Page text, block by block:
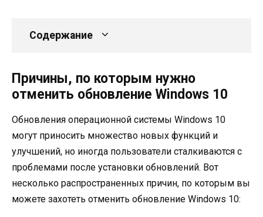
Содержание
Причины, по которым нужно
отменить обновление Windows 10
Обновления операционной системы Windows 10
могут приносить множество новых функций и
улучшений, но иногда пользователи сталкиваются с
проблемами после установки обновлений. Вот
несколько распространенных причин, по которым вы
можете захотеть отменить обновление Windows 10: